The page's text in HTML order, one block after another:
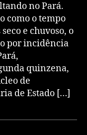
no Pará.
como o tempo
e chuvoso, o
por incidência
quinzena,
de
de Estado […]